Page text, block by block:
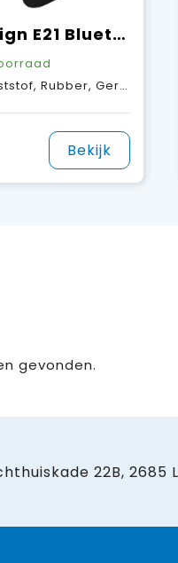
SCX.design E21 Bluetooth® koptelefoon
Gerecycled PET-kunststof
Bekijk
gevonden.
22B, 2685